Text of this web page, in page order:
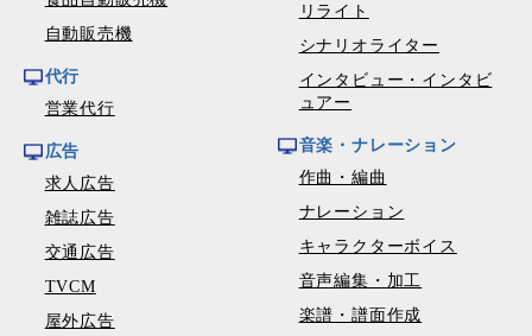
自動販売機
代行
営業代行
広告
求人広告
雑誌広告
交通広告
TVCM
屋外広告
リライト
シナリオライター
インタビュー・インタビ
ュアー
音楽・ナレーション
作曲・編曲
ナレーション
キャラクターボイス
音声編集・加工
楽譜・譜面作成